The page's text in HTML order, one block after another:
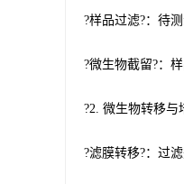
?样品过滤?：待
?微生物截留?：
?2. 微生物转移与
?滤膜转移?：过